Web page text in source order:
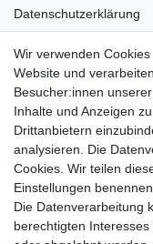
Datenschutzerklärung
Versandkosten
Barrierefreiheit
Anleitungen
Vertrag widerrufen
PARTNER
DHL
Wir verwenden
Website und
Besucher:innen
Inhalte und Anzeigen
Drittanbietern
analysieren. Die
Cookies. Wir teilen
Einstellungen benennen.
Die Datenverarbeitung
berechtigten